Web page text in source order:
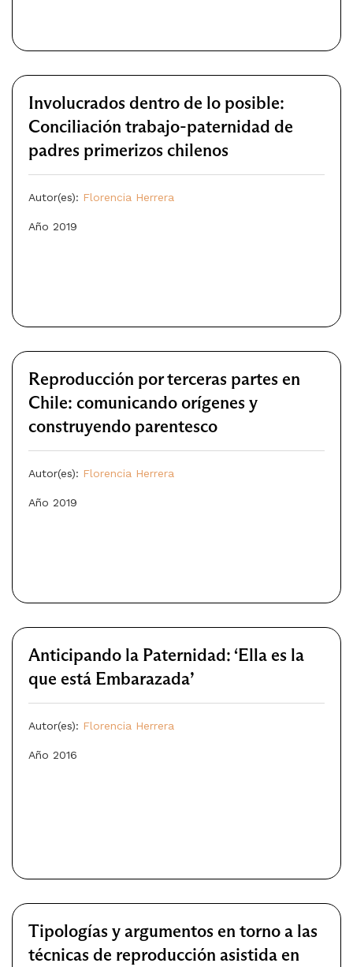
Involucrados dentro de lo posible:
Conciliación trabajo-paternidad de
padres primerizos chilenos
Autor(es): Florencia Herrera
Año 2019
Reproducción por terceras partes en
Chile: comunicando orígenes y
construyendo parentesco
Autor(es): Florencia Herrera
Año 2019
Anticipando la Paternidad: ‘Ella es la
que está Embarazada’
Autor(es): Florencia Herrera
Año 2016
Tipologías y argumentos en torno a las
técnicas de reproducción asistida en